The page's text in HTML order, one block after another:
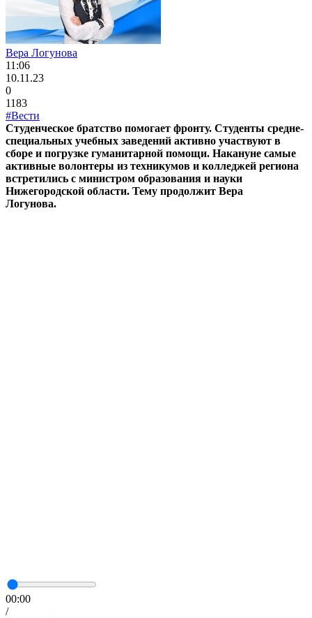
Вера Логунова
11:06
10.11.23
0
1183
#Вести
Студенческое братство помогает фронту. Студенты средне-
специальных учебных заведений активно участвуют в
сборе и погрузке гуманитарной помощи. Накануне самые
активные волонтеры из техникумов и колледжей региона
встретились с министром образования и науки
Нижегородской области. Тему продолжит Вера
Логунова.
00:00
/